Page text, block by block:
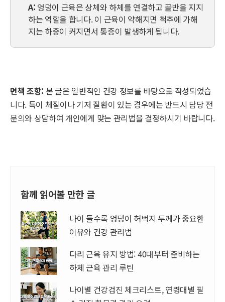
A: 엉덩이 근육은 상체와 하체를 연결하고 골반을 지지
하는 역할을 합니다. 이 근육이 약해지면 척추에 가해
지는 하중이 커지면서 통증이 발생하게 됩니다.
면책 조항: 본 글은 일반적인 건강 정보를 바탕으로 작성되었습
니다. 특이 체질이나 기저 질환이 있는 경우에는 반드시 담당 전
문의와 상담하여 개인에게 맞는 관리법을 결정하시기 바랍니다.
함께 읽어볼 만한 글
나이 들수록 엉덩이 허벅지 두께가 중요한
이유와 건강 관리법
다리 근육 유지 방법: 40대부터 준비하는
하체 근육 관리 루틴
나이별 건강검진 체크리스트, 연령대별 필